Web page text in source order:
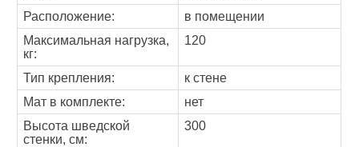
Расположение:
в помещении
Максимальная нагрузка,
кг:
120
Тип крепления:
к стене
Мат в комплекте:
нет
Высота шведской
стенки, см:
300